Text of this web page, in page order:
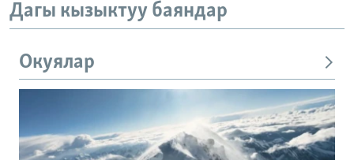
Дагы кызыктуу баяндар
Окуялар